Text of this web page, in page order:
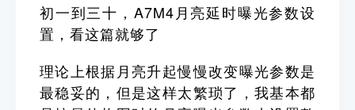
初一到三十，A7M4月亮延时曝光参数设
置，看这篇就够了
理论上根据月亮升起慢慢改变曝光参数是
最稳妥的，但是这样太繁琐了，我基本都